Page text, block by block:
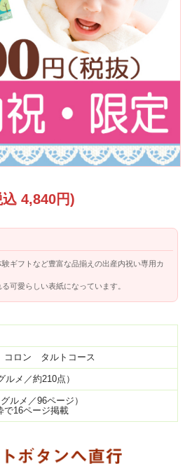
込 4,840円)
ギフトなど豊富な品揃えの出産内祝い専用カ
可愛らしい表紙になっています。
ロン タルトコース
ルメ／約210点）
ルメ／96ページ）
16ページ掲載